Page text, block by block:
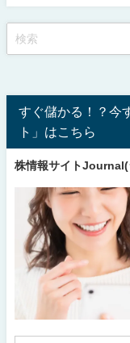
すぐ儲かる！？今
ト」はこちら
株情報サイトJournal(